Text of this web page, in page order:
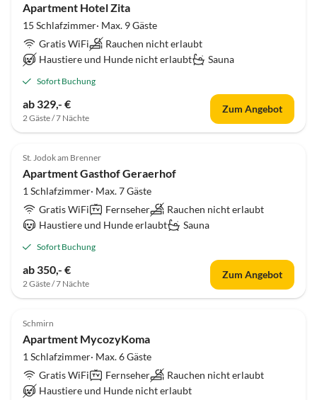
Apartment Hotel Zita
15 Schlafzimmer· Max. 9 Gäste
Gratis WiFi
Rauchen nicht erlaubt
Haustiere und Hunde nicht erlaubt
Sauna
Sofort Buchung
ab 329,- €
2 Gäste / 7 Nächte
Zum Angebot
St. Jodok am Brenner
Apartment Gasthof Geraerhof
1 Schlafzimmer· Max. 7 Gäste
Gratis WiFi
Fernseher
Rauchen nicht erlaubt
Haustiere und Hunde erlaubt
Sauna
Sofort Buchung
ab 350,- €
2 Gäste / 7 Nächte
Zum Angebot
Schmirn
Apartment MycozyKoma
1 Schlafzimmer· Max. 6 Gäste
Gratis WiFi
Fernseher
Rauchen nicht erlaubt
Haustiere und Hunde nicht erlaubt